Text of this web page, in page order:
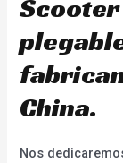
China.
Nos